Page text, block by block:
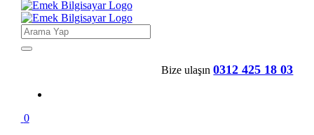
Bize ulaşın 0312 425 18 03
0